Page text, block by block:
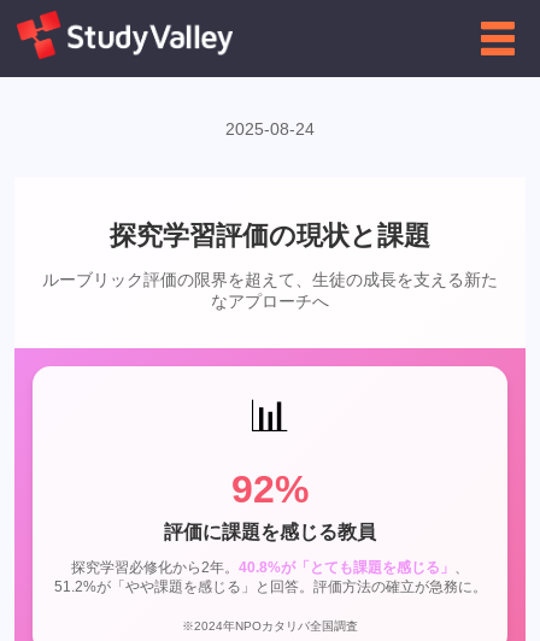
←高校向け インフォグラフィクス一覧に戻る
2025-08-24
探究学習評価の現状と課題
ルーブリック評価の限界を超えて、生徒の成長を支える新た
なアプローチへ
📊
92%
評価に課題を感じる教員
探究学習必修化から2年。 40.8%が「とても課題を感じる」
51.2%が「やや課題を感じる」と回答。評価方法の確立が急務に。
※2024年NPOカタリバ全国調査